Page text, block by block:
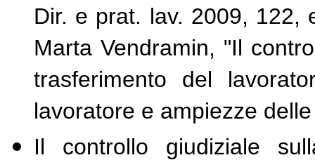
Dir. e prat. lav. 2009, 122,
Marta Vendramin, "Il
trasferimento del
lavoratore e ampiezze
Il controllo giudiziale